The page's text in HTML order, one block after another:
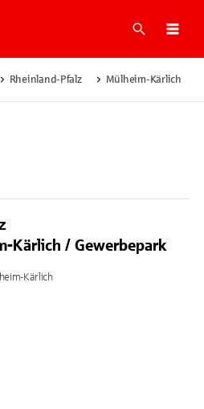
Suche
Rheinland-Pfalz Mülheim-Kärlich
Kärlich / Gewerbepark
Kärlich